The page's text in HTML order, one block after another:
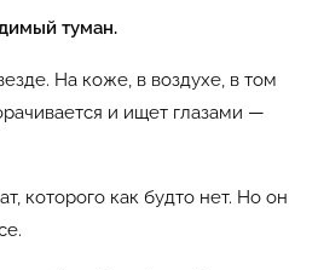
туман.
На коже, в воздухе, в том
и ищет глазами —
которого как будто нет. Но он